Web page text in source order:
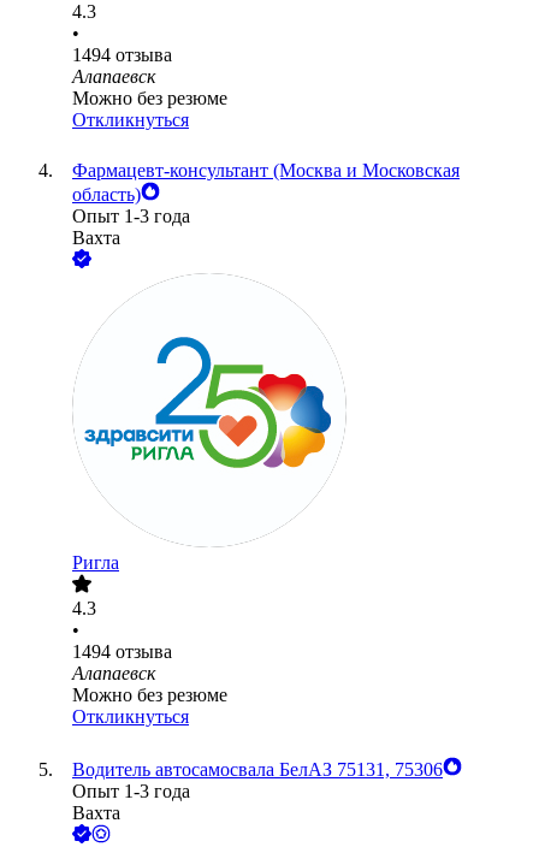
4.3
•
1494 отзыва
Алапаевск
Можно без резюме
Откликнуться
Фармацевт-консультант (Москва и Московская
область)
Опыт 1-3 года
Вахта
Ригла
4.3
•
1494 отзыва
Алапаевск
Можно без резюме
Откликнуться
Водитель автосамосвала БелАЗ 75131, 75306
Опыт 1-3 года
Вахта